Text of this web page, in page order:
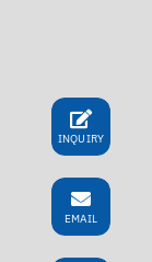
INQUIRY
EMAIL